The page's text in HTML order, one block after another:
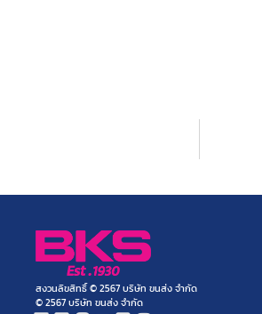
สงวนลิขสิทธิ์ © 2567 บริษัท ขนส่ง จำกัด
© 2567 บริษัท ขนส่ง จำกัด